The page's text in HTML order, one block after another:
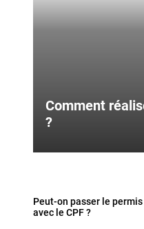
Comment
?
Peut-on passer le
avec le CPF ?